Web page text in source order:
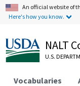
An official website of
Here's how you know.
NALT
U.S.
Vocabularies